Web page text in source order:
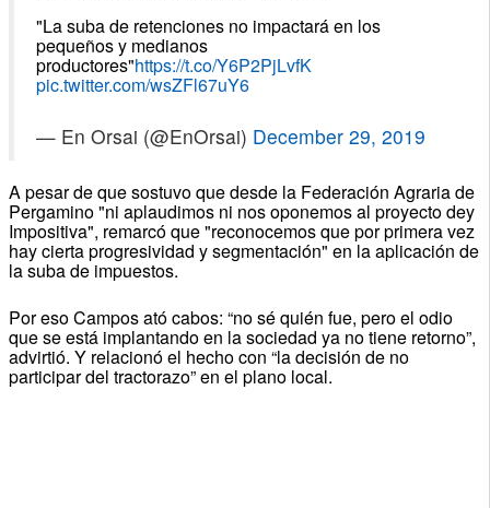
"La suba de retenciones no impactará en los
pequeños y medianos
productores"https://t.co/Y6P2PjLvfK
pic.twitter.com/wsZFl67uY6
— En Orsai (@EnOrsai) December 29, 2019
A pesar de que sostuvo que desde la Federación Agraria de
Pergamino "ni aplaudimos ni nos oponemos al proyecto dey
Impositiva", remarcó que "reconocemos que por primera vez
hay cierta progresividad y segmentación" en la aplicación de
la suba de impuestos.
Por eso Campos ató cabos: “no sé quién fue, pero el odio
que se está implantando en la sociedad ya no tiene retorno”,
advirtió. Y relacionó el hecho con “la decisión de no
participar del tractorazo” en el plano local.